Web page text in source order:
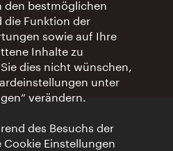
die Uhr
den bestmöglichen
die Funktion der
sowie auf Ihre
Inhalte zu
dies nicht wünschen,
unter
verändern.
des Besuchs der
Cookie Einstellungen